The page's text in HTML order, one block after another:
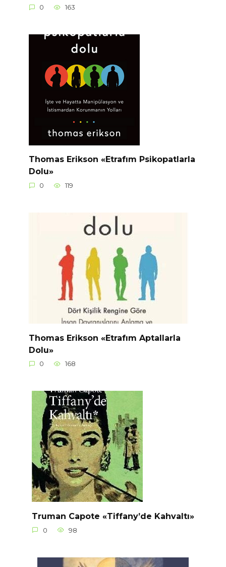
0 163
Thomas Erikson «Etrafım Psikopatlarla
Dolu»
0 119
Thomas Erikson «Etrafım Aptallarla
Dolu»
0 168
Truman Capote «Tiffany’de Kahvaltı»
0 98